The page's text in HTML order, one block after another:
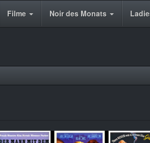
Filme Noir des Monats